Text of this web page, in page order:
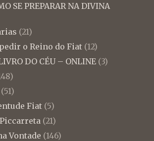
SE PREPARAR NA DIVINA
(21)
o Reino do Fiat (12)
DO CÉU – ONLINE (3)
(51)
Fiat (5)
(21)
Vontade (146)